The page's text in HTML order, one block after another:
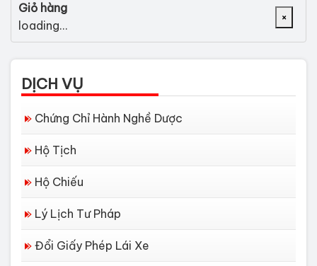
×
Giỏ hàng
loading...
DỊCH VỤ
Chứng Chỉ Hành Nghề Dược
Hộ Tịch
Hộ Chiếu
Lý Lịch Tư Pháp
Đổi Giấy Phép Lái Xe